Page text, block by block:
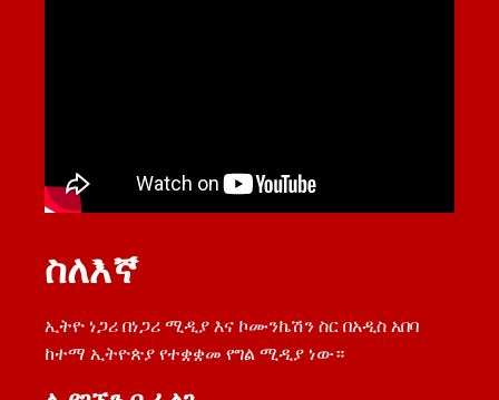
ስለእኛ
ኢትዮ ነጋሪ በነጋሪ ሚዲያ እና ኮሙንኬሽን ስር በአዲስ አበባ
ከተማ ኢትዮጵያ የተቋቋመ የግል ሚዲያ ነው።